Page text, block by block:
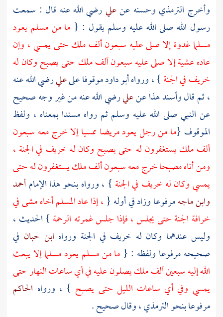
وأخرج الترمذي وحسنه عنعليرضي الله عنه قال : سمعت
رسول الله صلى الله عليه وسلم يقول : { ما من مسلم يعود
مسلما غدوة إلا صلى عليه سبعون ألف ملك حتى يمسي ، وإن
عاده عشية إلا صلى عليه سبعون ألف ملك حتى يصبح وكان له
خريف في الجنة} ، ورواهأبو داودموقوفا علىعليرضي الله عنه
، ثم قال وأسند هذا عنعليرضي الله عنه من غير وجه صحيح
عن النبي صلى الله عليه وسلم ثم رواه مسندا بمعناه ، ولفظ
الموقوف {ما من رجل يعود مريضا ممسيا إلا خرج معه سبعون
ألف ملك يستغفرون له حتى يصبح وكان له خريف في الجنة ،
ومن أتاه مصبحا خرج معه سبعون ألف ملك يستغفرون له حتى
يمسي وكان له خريف في الجنة } ، ورواه بنحو هذا الإمامأحمد
وابن ماجهمرفوعا وزاد في أوله { ، إذا عاد المسلم أخاه مشى في
خرافة الجنة حتى يجلس ، فإذا جلس غمرته الرحمة } الحديث ،
وليس عندهما وكان له خريف في الجنة ورواه ابن حبان في
صحيحه مرفوعا ولفظه : { ما من مسلم يعود مسلما إلا يبعث
الله إليه سبعين ألف ملك يصلون عليه في أي ساعات النهار حتى
يمسي وفي أي ساعات الليل حتى يصبح } ، ورواه الحاكم
مرفوعا بنحوالترمذي، وقال صحيح .